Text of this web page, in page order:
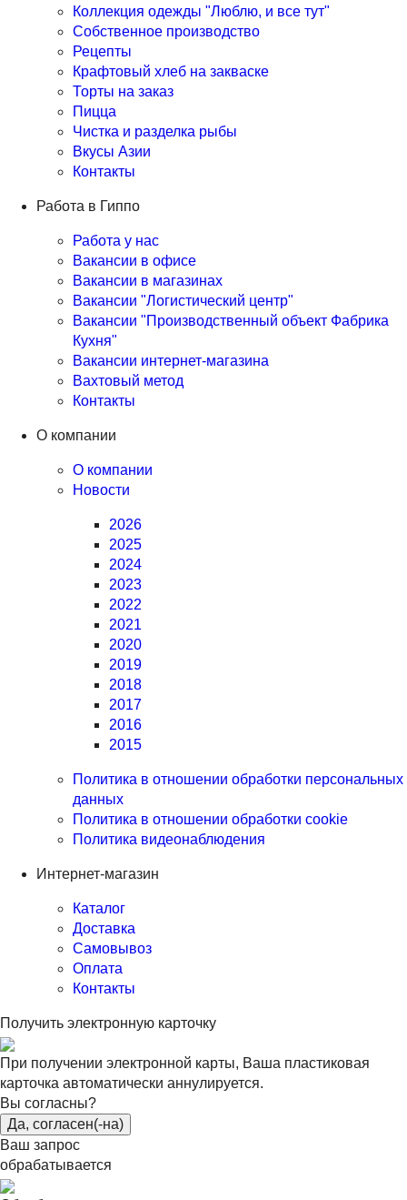
Коллекция одежды "Люблю, и все тут"
Собственное производство
Рецепты
Крафтовый хлеб на закваске
Торты на заказ
Пицца
Чистка и разделка рыбы
Вкусы Азии
Контакты
Работа в Гиппо
Работа у нас
Вакансии в офисе
Вакансии в магазинах
Вакансии "Логистический центр"
Вакансии "Производственный объект Фабрика
Кухня"
Вакансии интернет-магазина
Вахтовый метод
Контакты
О компании
О компании
Новости
2026
2025
2024
2023
2022
2021
2020
2019
2018
2017
2016
2015
Политика в отношении обработки персональных
данных
Политика в отношении обработки cookie
Политика видеонаблюдения
Интернет-магазин
Каталог
Доставка
Самовывоз
Оплата
Контакты
Получить электронную карточку
При получении электронной карты, Ваша пластиковая
карточка автоматически аннулируется.
Вы согласны?
Да, согласен(-на)
Ваш запрос
обрабатывается